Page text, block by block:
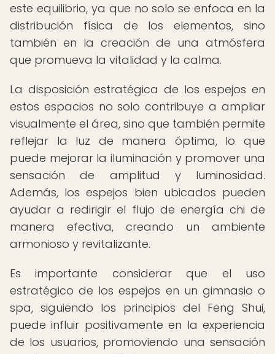
este equilibrio, ya que no solo se enfoca en la
distribución física de los elementos, sino
también en la creación de una atmósfera
que promueva la vitalidad y la calma.
La disposición estratégica de los espejos en
estos espacios no solo contribuye a ampliar
visualmente el área, sino que también permite
reflejar la luz de manera óptima, lo que
puede mejorar la iluminación y promover una
sensación de amplitud y luminosidad.
Además, los espejos bien ubicados pueden
ayudar a redirigir el flujo de energía chi de
manera efectiva, creando un ambiente
armonioso y revitalizante.
Es importante considerar que el uso
estratégico de los espejos en un gimnasio o
spa, siguiendo los principios del Feng Shui,
puede influir positivamente en la experiencia
de los usuarios, promoviendo una sensación